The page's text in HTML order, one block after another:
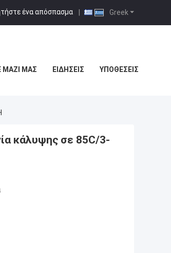
Greek
ένα απόσπασμα |
ΜΑΖΊ ΜΑΣ ΕΙΔΉΣΕΙΣ ΥΠΟΘΈΣΕΙΣ
κάλυψης σε 85C/3-